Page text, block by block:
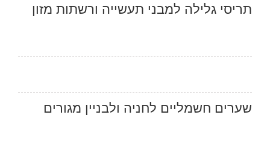
תריסי גלילה למבני תעשייה ורשתות מזון
שערים חשמליים לחניה ולבניין מגורים